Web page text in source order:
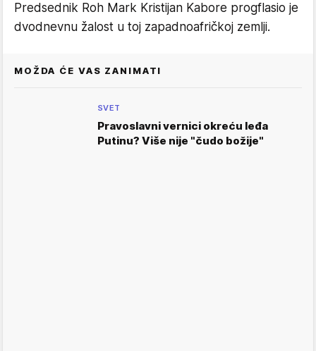
Predsednik Roh Mark Kristijan Kabore progflasio je
dvodnevnu žalost u toj zapadnoafričkoj zemlji.
MOŽDA ĆE VAS ZANIMATI
SVET
Pravoslavni vernici okreću leđa
Putinu? Više nije "čudo božije"